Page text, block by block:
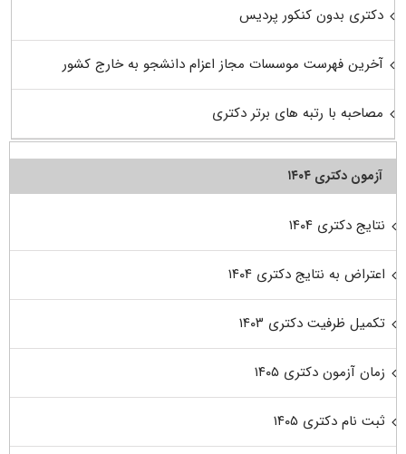
دکتری بدون کنکور پردیس
آخرین فهرست موسسات مجاز اعزام دانشجو به خارج کشور
مصاحبه با رتبه های برتر دکتری
آزمون دکتری ۱۴۰۴
نتایج دکتری ۱۴۰۴
اعتراض به نتایج دکتری ۱۴۰۴
تکمیل ظرفیت دکتری ۱۴۰۳
زمان آزمون دکتری ۱۴۰۵
ثبت نام دکتری ۱۴۰۵